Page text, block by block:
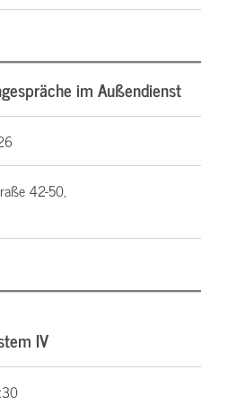
im Außendienst
42-50,
IV